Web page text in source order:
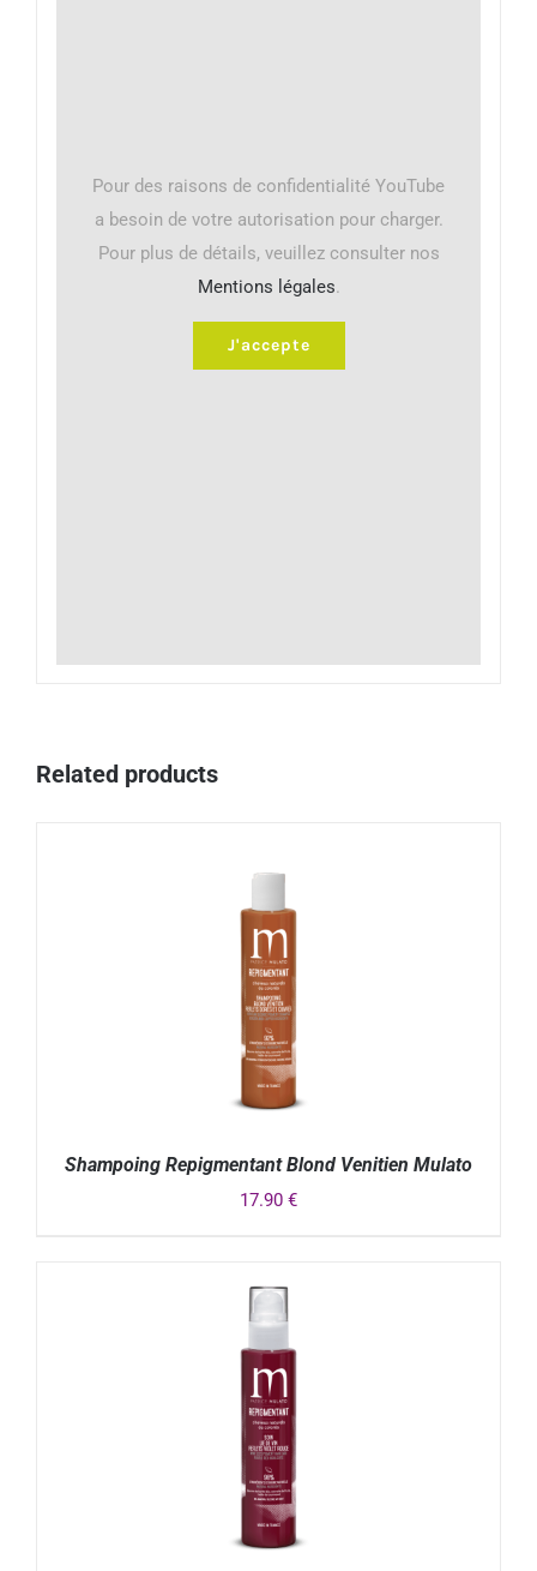
Pour des raisons de confidentialité YouTube
a besoin de votre autorisation pour charger.
Pour plus de détails, veuillez consulter nos
Mentions légales.
J'accepte
Related products
Shampoing Repigmentant Blond Venitien Mulato
17.90 €